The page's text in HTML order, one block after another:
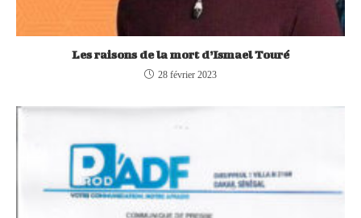
Les raisons de la mort d’Ismael Touré
28 février 2023